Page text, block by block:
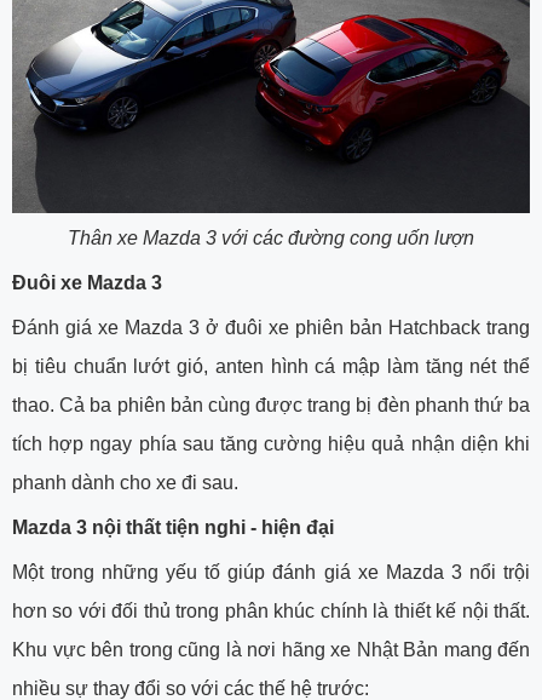
Thân xe Mazda 3 với các đường cong uốn lượn
Đuôi xe Mazda 3
Đánh giá xe Mazda 3 ở đuôi xe phiên bản Hatchback trang
bị tiêu chuẩn lướt gió, anten hình cá mập làm tăng nét thể
thao. Cả ba phiên bản cùng được trang bị đèn phanh thứ ba
tích hợp ngay phía sau tăng cường hiệu quả nhận diện khi
phanh dành cho xe đi sau.
Mazda 3 nội thất tiện nghi - hiện đại
Một trong những yếu tố giúp đánh giá xe Mazda 3 nổi trội
hơn so với đối thủ trong phân khúc chính là thiết kế nội thất.
Khu vực bên trong cũng là nơi hãng xe Nhật Bản mang đến
nhiều sự thay đổi so với các thế hệ trước: